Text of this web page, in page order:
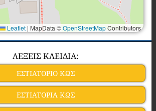
Leaflet | MapData ©OpenStreetMapContributors
ΛΕΞΕΙΣ ΚΛΕΙΔΙΑ:
ΕΣΤΙΑΤΟΡΙΟ ΚΩΣ
ΕΣΤΙΑΤΟΡΙΑ ΚΩΣ